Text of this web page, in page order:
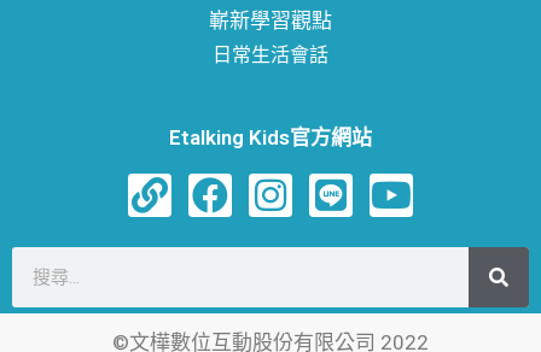
嶄新學習觀點
日常生活會話
Etalking Kids官方網站
L
i
k
F
a
e
b
I
n
t
a
L
i
e
Y
o
t
u
©文樺數位互動股份有限公司 2022